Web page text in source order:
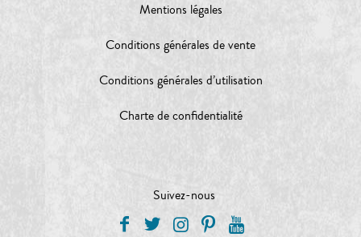
Mentions légales
Conditions générales de vente
Conditions générales d’utilisation
Charte de confidentialité
Suivez-nous